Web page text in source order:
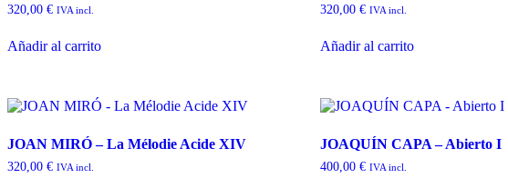
320,00 € IVA incl.
Añadir al carrito
320,00€ IVA incl.
Añadir al carrito
JOAN MIRÓ – La Mélodie Acide XIV
320,00 € IVA incl.
JOAQUÍN CAPA – Abierto I
400,00€ IVA incl.